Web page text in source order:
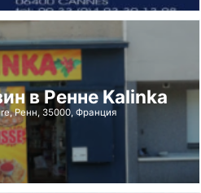
в Ренне Kalinka
Ренн, 35000, Франция